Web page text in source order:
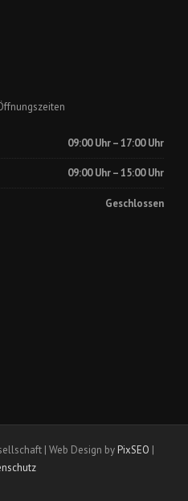
09:00 Uhr – 17:00 Uhr
09:00 Uhr – 15:00 Uhr
Geschlossen
| Web Design by PixSEO |